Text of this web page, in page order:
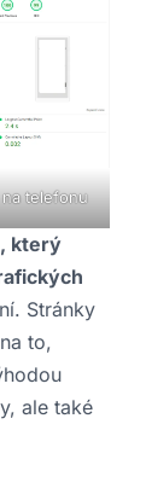
telefonu
který
Stránky
to,
ale také